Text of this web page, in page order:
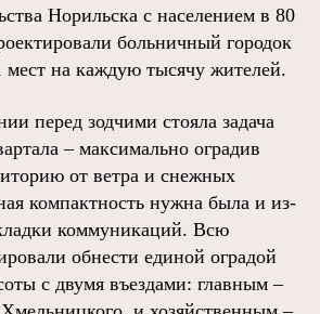
Норильска с населением в 80
больничный городок
мест на каждую тысячу жителей.
перед зодчими стояла задача
– максимально оградив
от ветра и снежных
компактность нужна была и из-
коммуникаций. Всю
обнести единой оградой
с двумя въездами: главным –